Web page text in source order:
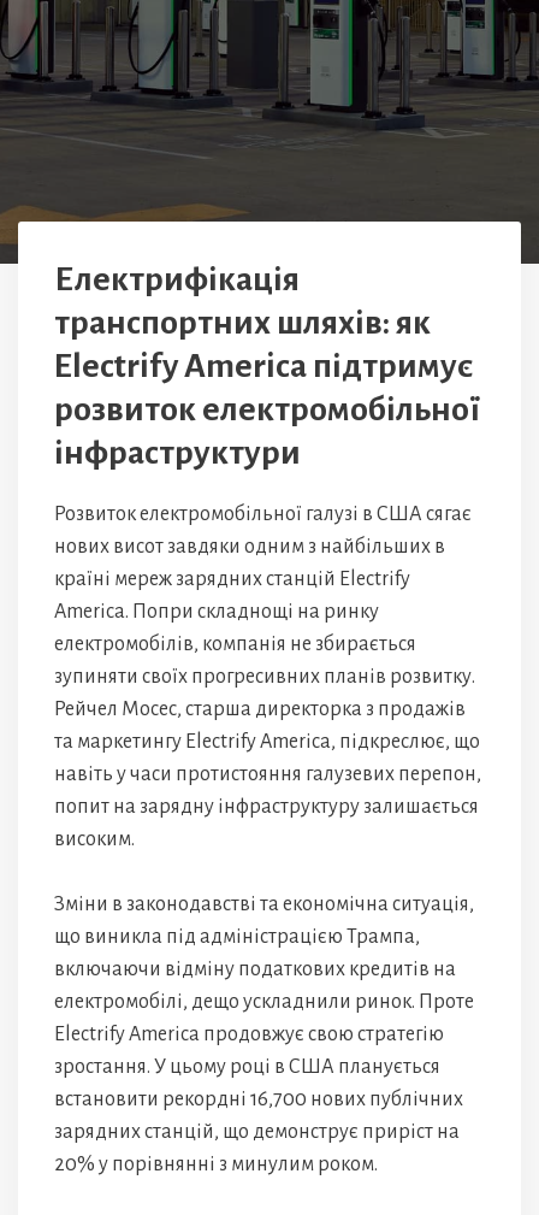
Електрифікація
транспортних шляхів: як
Electrify America підтримує
розвиток електромобільної
інфраструктури
Розвиток електромобільної галузі в США сягає
нових висот завдяки одним з найбільших в
країні мереж зарядних станцій Electrify
America. Попри складнощі на ринку
електромобілів, компанія не збирається
зупиняти своїх прогресивних планів розвитку.
Рейчел Мосес, старша директорка з продажів
та маркетингу Electrify America, підкреслює, що
навіть у часи протистояння галузевих перепон,
попит на зарядну інфраструктуру залишається
високим.
Зміни в законодавстві та економічна ситуація,
що виникла під адміністрацією Трампа,
включаючи відміну податкових кредитів на
електромобілі, дещо ускладнили ринок. Проте
Electrify America продовжує свою стратегію
зростання. У цьому році в США планується
встановити рекордні 16,700 нових публічних
зарядних станцій, що демонструє приріст на
20% у порівнянні з минулим роком.